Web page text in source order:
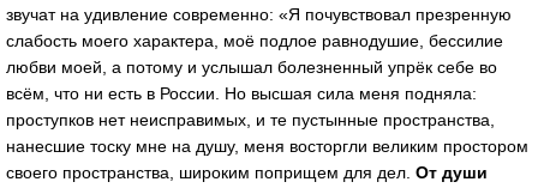
звучат на удивление современно: «Я почувствовал презренную
слабость моего характера, моё подлое равнодушие, бессилие
любви моей, а потому и услышал болезненный упрёк себе во
всём, что ни есть в России. Но высшая сила меня подняла:
проступков нет неисправимых, и те пустынные пространства,
нанесшие тоску мне на душу, меня восторгли великим простором
своего пространства, широким поприщем для дел. От души